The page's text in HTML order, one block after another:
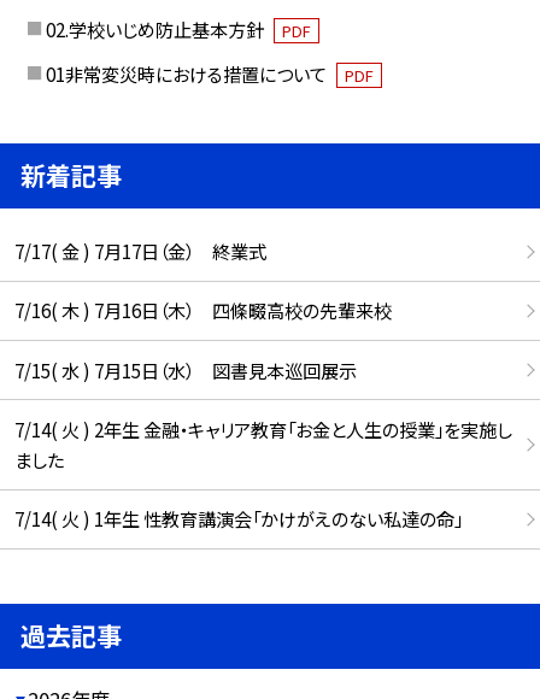
02.学校いじめ防止基本方針 PDF
01非常変災時における措置について PDF
新着記事
7/17( 金 ) 7月17日（金） 終業式
7/16( 木 ) 7月16日（木） 四條畷高校の先輩来校
7/15( 水 ) 7月15日（水） 図書見本巡回展示
7/14( 火 ) 2年生 金融・キャリア教育「お金と人生の授業」を実施し
ました
7/14( 火 ) 1年生 性教育講演会「かけがえのない私達の命」
過去記事